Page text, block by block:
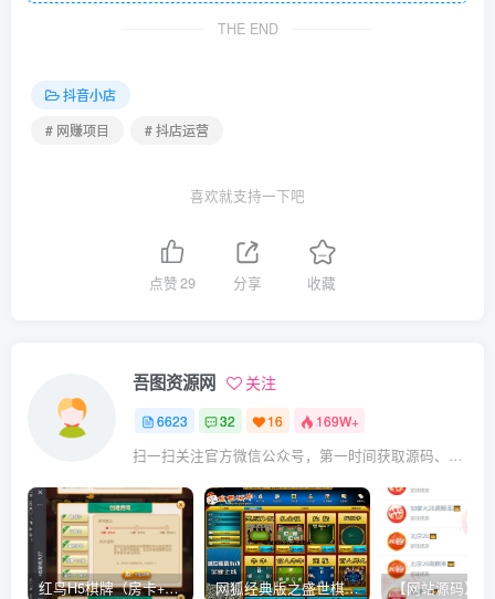
THE END
抖音小店
# 网赚项目
# 抖店运营
喜欢就支持一下吧
点赞29 分享 收藏
吾图资源网 关注
6623 32 16 169W+
扫一扫关注官方微信公众号，第一时间获取源码、网赚项目资源教程，自媒体等知识干货，让互联网创业赚钱更简单。
红鸟H5棋牌（房卡+金币）全套双模式游戏源码 网狐经典版之盛世棋牌完整游戏源码（包含文档、架设教程、网站、源代码等）